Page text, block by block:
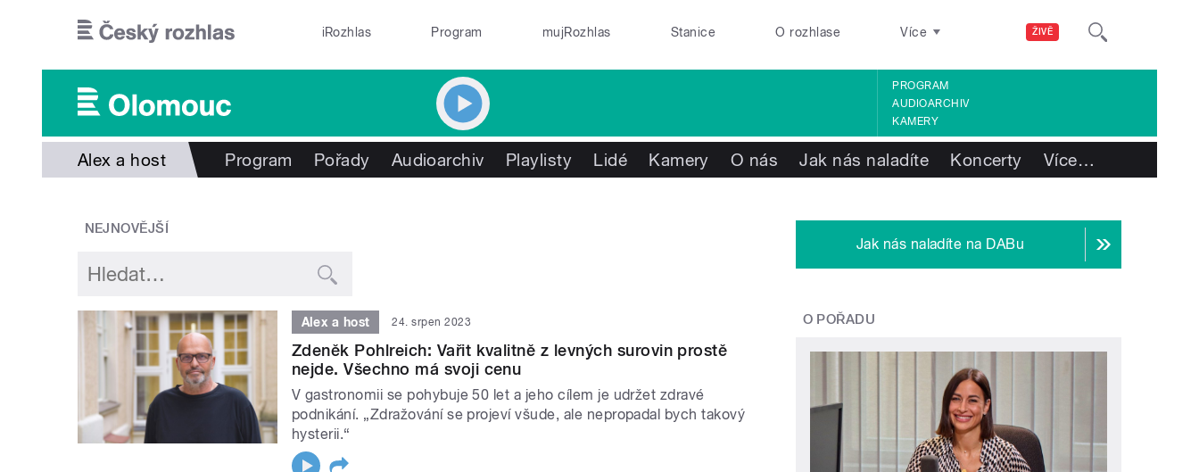
ŽIVĚ
iRozhlas Program mujRozhlas Stanice O rozhlase Více
PROGRAM
AUDIOARCHIV
KAMERY
Alex a host Program Pořady Audioarchiv Playlisty Lidé Kamery O nás Jak nás naladíte Koncerty Více…
NEJNOVĚJŠÍ
Alex a host 24. srpen 2023
Zdeněk Pohlreich: Vařit kvalitně z levných surovin prostě
nejde. Všechno má svoji cenu
V gastronomii se pohybuje 50 let a jeho cílem je udržet zdravé
podnikání. „Zdražování se projeví všude, ale nepropadal bych takový
hysterii.“
Jak nás naladíte na DABu
O POŘADU